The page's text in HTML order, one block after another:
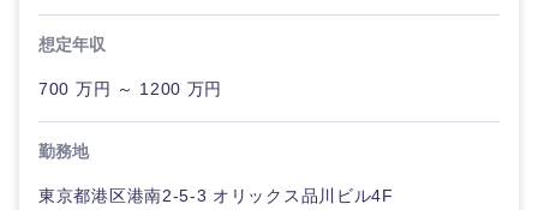
山口県 徳島県
香川県
想定年収
700 万円 ～ 1200 万円
勤務地
東京都港区港南2-5-3 オリックス品川ビル4F